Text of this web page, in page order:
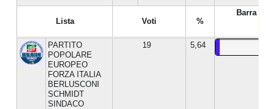
Lista Voti %
Barra %
PARTITO
POPOLARE
EUROPEO
FORZA ITALIA
BERLUSCONI
SCHMIDT
SINDACO
19 5,64